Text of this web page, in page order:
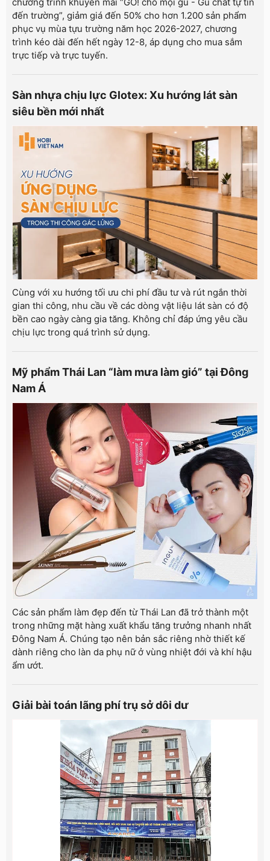
đến trường”, giảm giá đến 50% cho hơn 1.200 sản phẩm
phục vụ mùa tựu trường năm học 2026-2027, chương
trình kéo dài đến hết ngày 12-8, áp dụng cho mua sắm
trực tiếp và trực tuyến.
Sàn nhựa chịu lực Glotex: Xu hướng lát sàn
siêu bền mới nhất
Cùng với xu hướng tối ưu chi phí đầu tư và rút ngắn thời
gian thi công, nhu cầu về các dòng vật liệu lát sàn có độ
bền cao ngày càng gia tăng. Không chỉ đáp ứng yêu cầu
chịu lực trong quá trình sử dụng.
Mỹ phẩm Thái Lan “làm mưa làm gió” tại Đông
Nam Á
Các sản phẩm làm đẹp đến từ Thái Lan đã trở thành một
trong những mặt hàng xuất khẩu tăng trưởng nhanh nhất
Đông Nam Á. Chúng tạo nên bản sắc riêng nhờ thiết kế
dành riêng cho làn da phụ nữ ở vùng nhiệt đới và khí hậu
ẩm ướt.
Giải bài toán lãng phí trụ sở dôi dư